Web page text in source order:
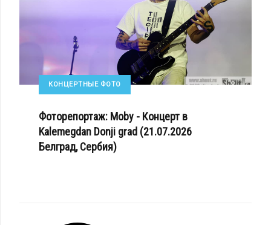
КОНЦЕРТНЫЕ ФОТО
Фоторепортаж: Moby - Концерт в
Kalemegdan Donji grad (21.07.2026
Белград, Сербия)